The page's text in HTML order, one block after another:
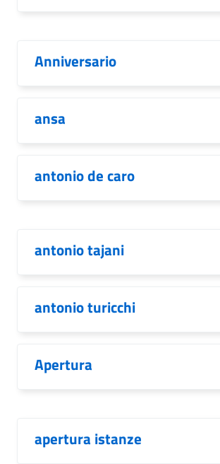
Anniversario
ansa
antonio de caro
antonio tajani
antonio turicchi
Apertura
apertura istanze